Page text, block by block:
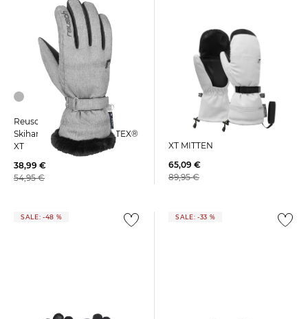
Reusch | Damen
Skihandschuhe LUNA R-TEX®
XT
38,99 €
54,95 €
Reusch | Damen
Skihandschuhe COZY R-TEX®
XT MITTEN
65,09 €
89,95 €
SALE: -48 % SALE: -33 %